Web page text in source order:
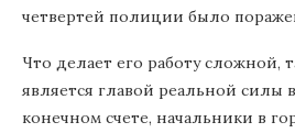
четвертей полиции было
Что делает его работу сложной,
является главой реальной силы
конечном счете, начальники в